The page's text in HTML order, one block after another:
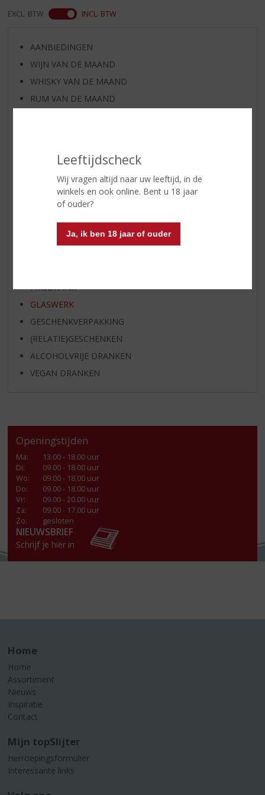
Leeftijdscheck
Wij vragen altijd naar uw leeftijd, in de
winkels en ook online. Bent u 18 jaar
of ouder?
Ja, ik ben 18 jaar of ouder
EXCL. BTW INCL. BTW
AANBIEDINGEN
WIJN VAN DE MAAND
WHISKY VAN DE MAAND
RUM VAN DE MAAND
WHISKY
GEDISTILLEERD OVERIG
FRISDRANK
GLASWERK
GESCHENKVERPAKKING
(RELATIE)GESCHENKEN
ALCOHOLVRIJE DRANKEN
VEGAN DRANKEN
Openingstijden
Ma:
13.00 - 18.00 uur
Di:
09.00 - 18.00 uur
Wo:
09.00 - 18.00 uur
Do:
09.00 - 18.00 uur
Vr:
09.00 - 20.00 uur
Za:
09.00 - 17.00 uur
Zo:
gesloten
NIEUWSBRIEF
Schrijf je hier in
Home
Home
Assortiment
Nieuws
Inspiratie
Contact
Mijn topSlijter
Herroepingsformulier
Interessante links